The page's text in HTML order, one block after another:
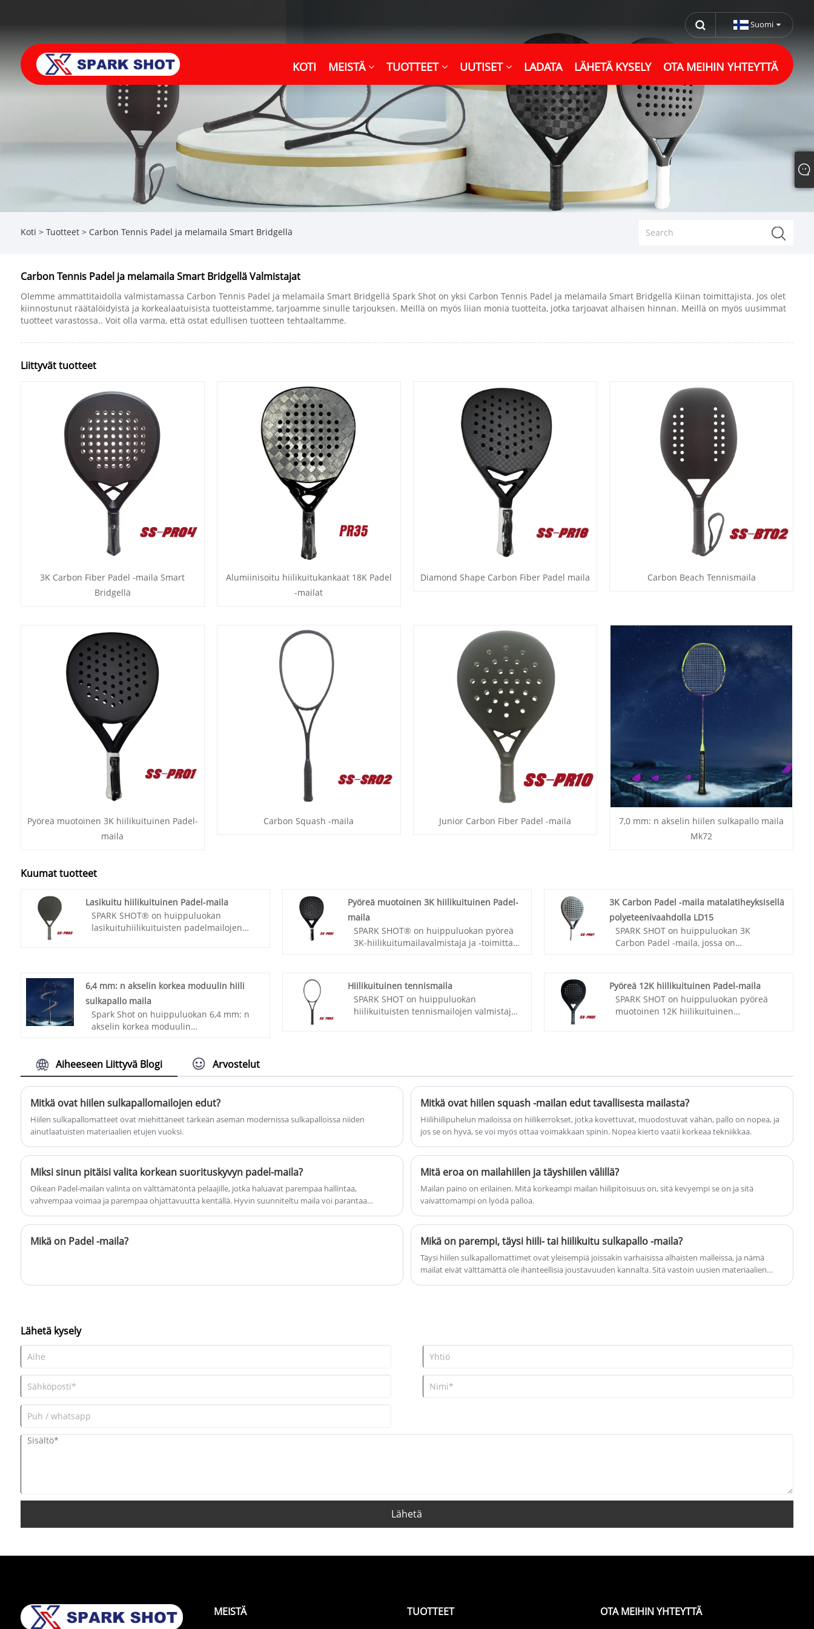
Suomi
KOTI MEISTÄ TUOTTEET UUTISET LADATA LÄHETÄ KYSELY OTA MEIHIN YHTEYTTÄ
Koti > Tuotteet > Carbon Tennis Padel ja melamaila Smart Bridgellä
Carbon Tennis Padel ja melamaila Smart Bridgellä Valmistajat
Olemme ammattitaidolla valmistamassa Carbon Tennis Padel ja melamaila Smart Bridgellä Spark Shot on yksi Carbon Tennis Padel ja melamaila Smart Bridgellä Kiinan toimittajista. Jos olet
kiinnostunut räätälöidyistä ja korkealaatuisista tuotteistamme, tarjoamme sinulle tarjouksen. Meillä on myös liian monia tuotteita, jotka tarjoavat alhaisen hinnan. Meillä on myös uusimmat
tuotteet varastossa.. Voit olla varma, että ostat edullisen tuotteen tehtaaltamme.
Liittyvät tuotteet
3K Carbon Fiber Padel -maila Smart
Bridgellä
Alumiinisoitu hiilikuitukankaat 18K Padel
-mailat
Diamond Shape Carbon Fiber Padel maila Carbon Beach Tennismaila
Pyöreä muotoinen 3K hiilikuituinen Padel-
maila
Carbon Squash -maila Junior Carbon Fiber Padel -maila
7,0 mm: n akselin hiilen sulkapallo maila
Mk72
Kuumat tuotteet
Lasikuitu hiilikuituinen Padel-maila
SPARK SHOT® on huippuluokan
lasikuituhiilikuituisten padelmailojen
hiilikuituiset tennismailat jne.
Pyöreä muotoinen 3K hiilikuituinen Padel-
maila
SPARK SHOT® on huippuluokan pyöreä
3K-hiilikuitumailavalmistaja ja -toimittaja
mailat, hiilikuituiset tennismailat jne.
3K Carbon Padel -maila matalatiheyksisellä
polyeteenivaahdolla LD15
SPARK SHOT on huippuluokan 3K
Carbon Padel -maila, jossa on
Keskitymme suunnitteluun ja tuotantoon
hiilipadel-mailat, hiilisquash-mailat,
hiilikuituiset tennismailat jne.
6,4 mm: n akselin korkea moduulin hiili
sulkapallo maila
Spark Shot on huippuluokan 6,4 mm: n
akselin korkea moduulin
räätälöityä suunnittelupalvelua
ammatillisen tutkimus- ja
kehitystiimimme avulla, suunnittelemme
parhaiten sopivan hiilen
sulkapallomailun vaatimuksesi mukaan.
Hiilikuituinen tennismaila
SPARK SHOT on huippuluokan
hiilikuituisten tennismailojen valmistaja
Pyöreä 12K hiilikuituinen Padel-maila
SPARK SHOT on huippuluokan pyöreä
muotoinen 12K hiilikuituinen
Aiheeseen Liittyvä Blogi Arvostelut
Mitkä ovat hiilen sulkapallomailojen edut?
Hiilen sulkapallomatteet ovat miehittäneet tärkeän aseman modernissa sulkapalloissa niiden
ainutlaatuisten materiaalien etujen vuoksi.
Mitkä ovat hiilen squash -mailan edut tavallisesta mailasta?
Hiilihiilipuhelun mailoissa on hiilikerrokset, jotka kovettuvat, muodostuvat vähän, pallo on nopea, ja
jos se on hyvä, se voi myös ottaa voimakkaan spinin. Nopea kierto vaatii korkeaa tekniikkaa.
Miksi sinun pitäisi valita korkean suorituskyvyn padel-maila?
​Oikean Padel-mailan valinta on välttämätöntä pelaajille, jotka haluavat parempaa hallintaa,
vahvempaa voimaa ja parempaa ohjattavuutta kentällä. Hyvin suunniteltu maila voi parantaa
tuoteparametreilla, teknisillä oivalluksilla ja käyttäjäystävällisillä selityksillä. Nanjing Spark Shot
Technology Co., Ltd. on erikoistunut tuottamaan kestäviä, tasapainoisia ja erittäin tarkkoja mailoja,
Mitä eroa on mailahiilen ja täyshiilen välillä?
Mailan paino on erilainen. Mitä korkeampi mailan hiilipitoisuus on, sitä kevyempi se on ja sitä
vaivattomampi on lyödä palloa.
Mikä on Padel -maila? Mikä on parempi, täysi hiili- tai hiilikuitu sulkapallo -maila?
Täysi hiilen sulkapallomattimet ovat yleisempiä joissakin varhaisissa alhaisten malleissa, ja nämä
mailat eivät välttämättä ole ihanteellisia joustavuuden kannalta. Sitä vastoin uusien materiaalien
Lähetä kysely
Lähetä
MEISTÄ TUOTTEET OTA MEIHIN YHTEYTTÄ